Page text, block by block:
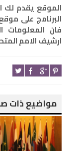
الموقع يقدم لك
البرنامج على
فان المعلومات
ارشيف الامم
مواضيع ذات